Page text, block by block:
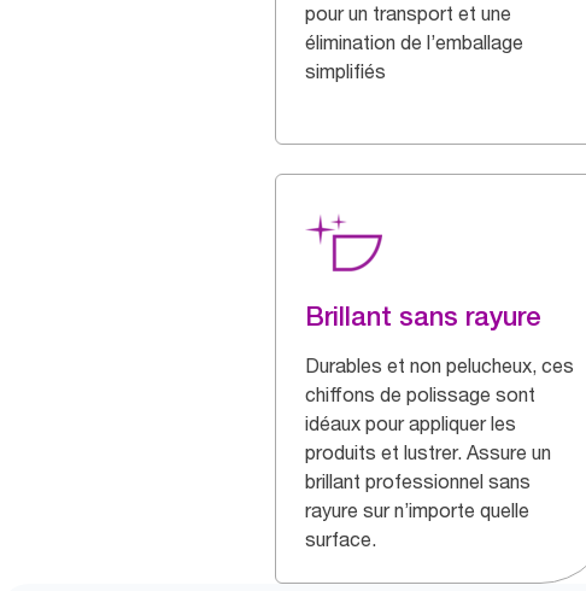
pour un transport et une
élimination de l’emballage
simplifiés
Brillant sans rayure
Durables et non pelucheux, ces
chiffons de polissage sont
idéaux pour appliquer les
produits et lustrer. Assure un
brillant professionnel sans
rayure sur n’importe quelle
surface.